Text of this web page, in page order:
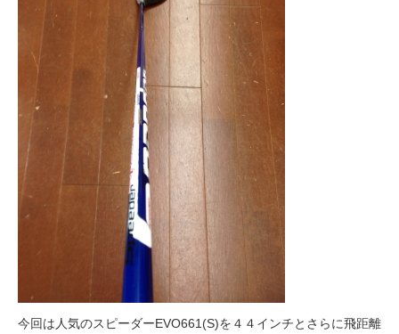
今回は人気のスピーダーEVO661(S)を４４インチとさらに飛距離